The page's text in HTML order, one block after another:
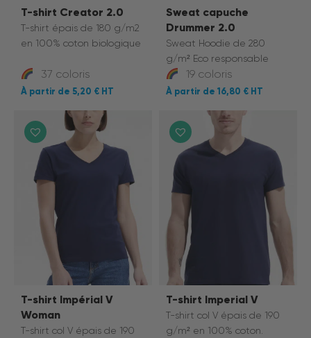
T-shirt Creator 2.0
T-shirt épais de 180 g/m2
en 100% coton biologique
37 coloris
5,20 €
Sweat capuche
Drummer 2.0
Sweat Hoodie de 280
g/m² Eco responsable
19 coloris
16,80 €
T-shirt Impérial V
Woman
T-shirt col V épais de 190
T-shirt Imperial V
T-shirt col V épais de 190
g/m² en 100% coton.